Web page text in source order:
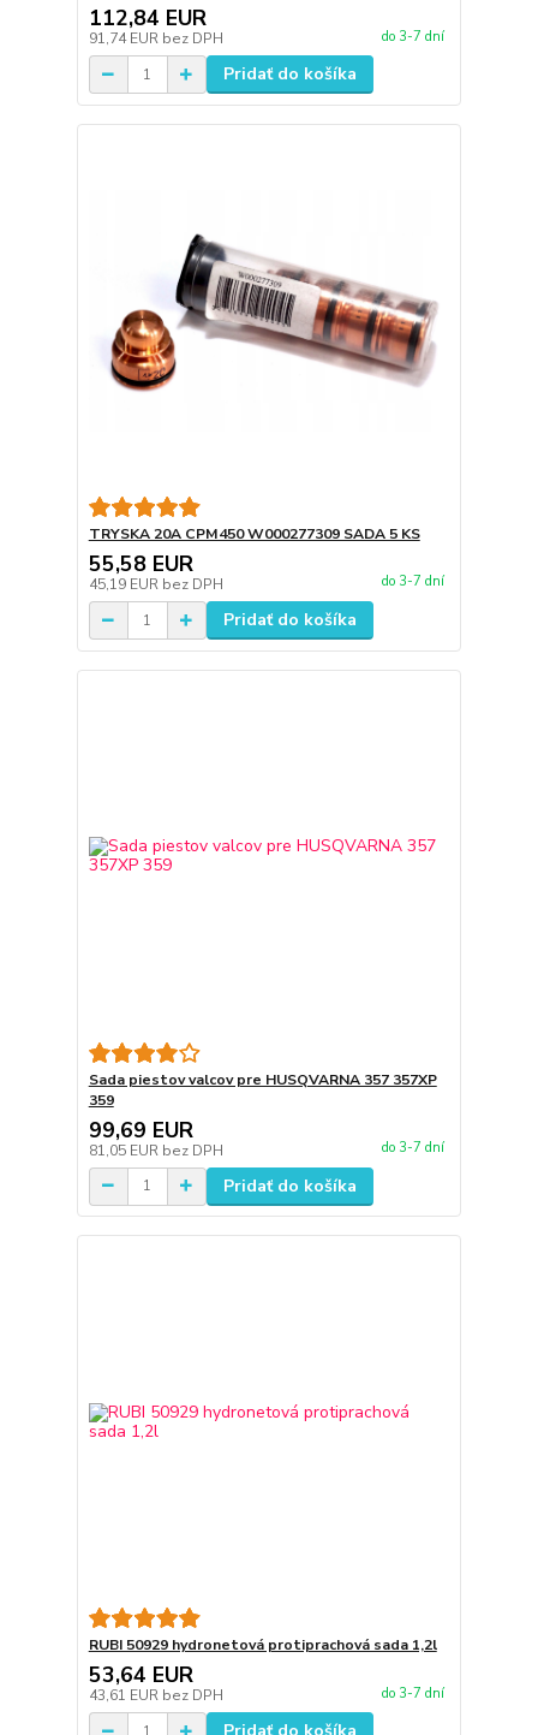
112,84 EUR
91,74 EUR bez DPH do 3-7 dní
Pridať do košíka
TRYSKA 20A CPM450 W000277309 SADA 5 KS
55,58 EUR
45,19 EUR bez DPH do 3-7 dní
Pridať do košíka
Sada piestov valcov pre HUSQVARNA 357 357XP
359
99,69 EUR
81,05 EUR bez DPH do 3-7 dní
Pridať do košíka
RUBI 50929 hydronetová protiprachová sada 1,2l
53,64 EUR
43,61 EUR bez DPH do 3-7 dní